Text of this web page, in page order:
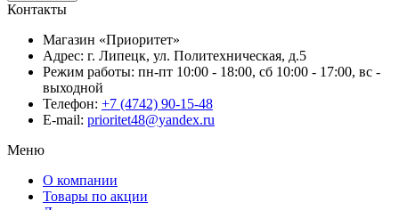
Контакты
Магазин «Приоритет»
Адрес: г. Липецк, ул. Политехническая, д.5
Режим работы: пн-пт 10:00 - 18:00, сб 10:00 - 17:00, вс -
выходной
Телефон: +7 (4742) 90-15-48
E-mail: prioritet48@yandex.ru
Меню
О компании
Товары по акции